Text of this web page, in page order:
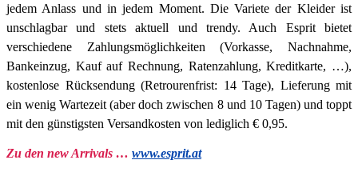
jedem Anlass und in jedem Moment. Die Variete der Kleider ist
unschlagbar und stets aktuell und trendy. Auch Esprit bietet
verschiedene Zahlungsmöglichkeiten (Vorkasse, Nachnahme,
Bankeinzug, Kauf auf Rechnung, Ratenzahlung, Kreditkarte, …),
kostenlose Rücksendung (Retrourenfrist: 14 Tage), Lieferung mit
ein wenig Wartezeit (aber doch zwischen 8 und 10 Tagen) und toppt
mit den günstigsten Versandkosten von lediglich € 0,95.
Zu den new Arrivals … www.esprit.at